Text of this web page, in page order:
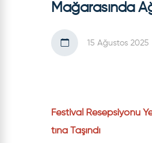
Mağarasında
15 Ağustos 2025
Festival Resepsiyonu
tına Taşındı